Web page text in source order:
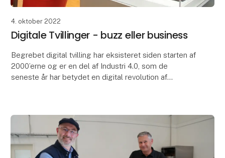
4. oktober 2022
Digitale Tvillinger - buzz eller business
Begrebet digital tvilling har eksisteret siden starten af
2000’erne og er en del af Industri 4.0, som de
seneste år har betydet en digital revolution af